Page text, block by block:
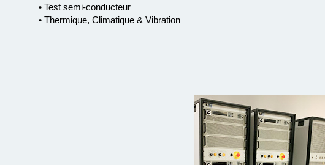
• Test semi-conducteur
• Thermique, Climatique & Vibration